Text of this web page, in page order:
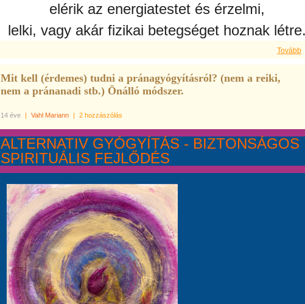
elérik az energiatestet és érzelmi,
lelki, vagy akár fizikai betegséget hoznak létre.
Tovább
Mit kell (érdemes) tudni a pránagyógyításról? (nem a reiki,
nem a pránanadi stb.) Önálló módszer.
14 éve | Vahl Mariann | 2 hozzászólás
ALTERNATIV GYÓGYÍTÁS - BIZTONSÁGOS
SPIRITUÁLIS FEJLŐDÉS